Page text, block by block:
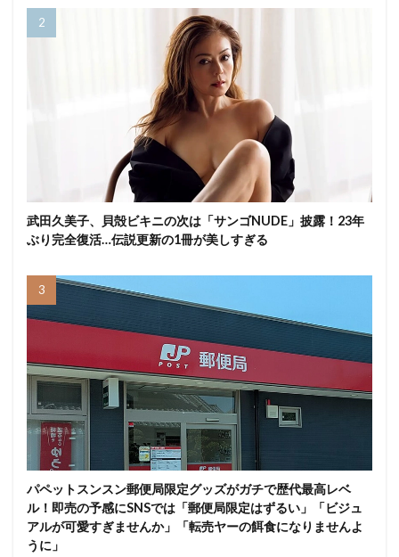
武田久美子、貝殻ビキニの次は「サンゴNUDE」披露！23年
ぶり完全復活…伝説更新の1冊が美しすぎる
パペットスンスン郵便局限定グッズがガチで歴代最高レベ
ル！即売の予感にSNSでは「郵便局限定はずるい」「ビジュ
アルが可愛すぎませんか」「転売ヤーの餌食になりませんよ
うに」